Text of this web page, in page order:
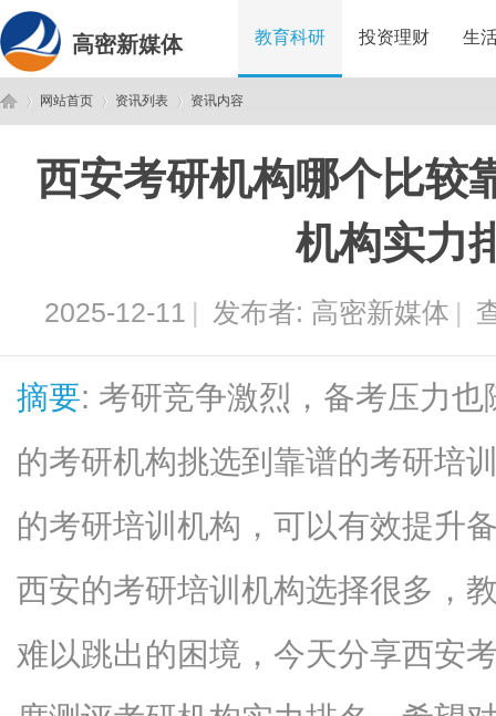
高密新媒体 教育科研 投资理财 生
网站首页
›
资讯列表
›
资讯内容
西安考研机构哪个比较
机构实力
2025-12-11 | 发布者: 高密新媒体 |
摘要: 考研竞争激烈，备考压力
的考研机构挑选到靠谱的考研培
的考研培训机构，可以有效提升
西安的考研培训机构选择很多，
难以跳出的困境，今天分享西安